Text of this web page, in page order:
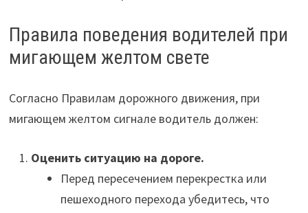
Правила поведения водителей при
мигающем желтом свете
Согласно Правилам дорожного движения, при
мигающем желтом сигнале водитель должен:
Оценить ситуацию на дороге.
Перед пересечением перекрестка или
пешеходного перехода убедитесь, что